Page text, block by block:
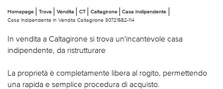
Homepage Trova Vendita CT Caltagirone
Casa Indipendente
Casa Indipendente In Vendita Caltagirone 30721582-114
In vendita a Caltagirone si trova un'incantevole casa
indipendente, da ristrutturare
La proprietà è completamente libera al rogito, permettendo
una rapida e semplice procedura di acquisto.